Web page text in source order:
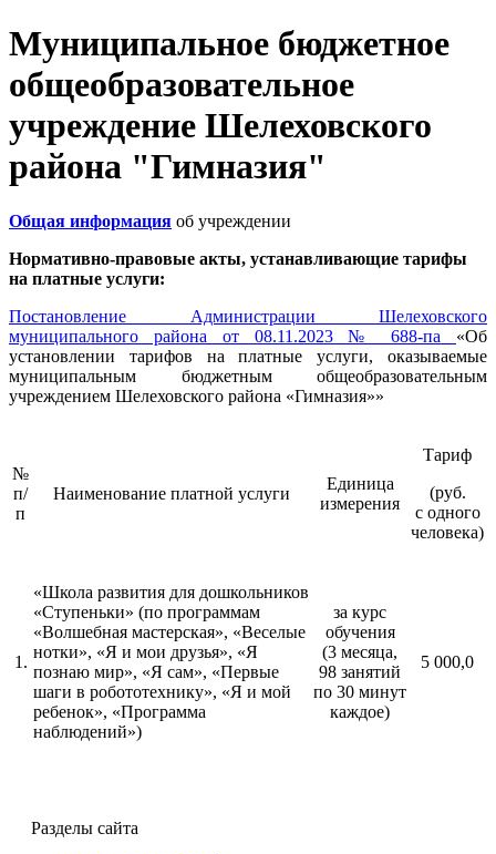
Муниципальное бюджетное
общеобразовательное
учреждение Шелеховского
района "Гимназия"
Общая информация об учреждении
Нормативно-правовые акты, устанавливающие тарифы
на платные услуги:
Постановление Администрации Шелеховского
муниципального района от 08.11.2023 № 688-па
«Об
установлении тарифов на платные услуги, оказываемые
муниципальным бюджетным общеобразовательным
учреждением Шелеховского района «Гимназия»»
№
п/
п
Наименование платной услуги
Единица
измерения
Тариф
(руб.
с одного
человека)
1.
«Школа развития для дошкольников
«Ступеньки» (по программам
«Волшебная мастерская», «Веселые
нотки», «Я и мои друзья», «Я
познаю мир», «Я сам», «Первые
шаги в робототехнику», «Я и мой
ребенок», «Программа
наблюдений»)
за курс
обучения
(3 месяца,
98 занятий
по 30 минут
каждое)
5 000,0
Разделы сайта